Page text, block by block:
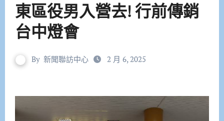
東區役男入營去! 行前傳銷
台中燈會
By 新聞聯訪中心 2 月 6, 2025